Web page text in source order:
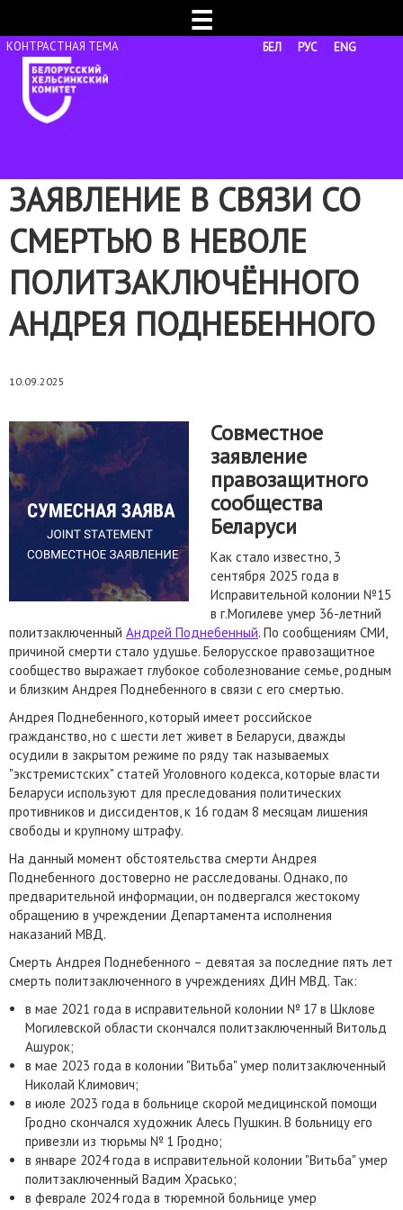
☰
БЕЛ РУС ENG
ЗАЯВЛЕНИЕ В СВЯЗИ СО
СМЕРТЬЮ В НЕВОЛЕ
ПОЛИТЗАКЛЮЧЁННОГО
АНДРЕЯ ПОДНЕБЕННОГО
10.09.2025
Совместное
заявление
правозащитного
сообщества
Беларуси
Как стало известно, 3
сентября 2025 года в
Исправительной колонии №15
в г.Могилеве умер 36-летний
политзаключенный Андрей Поднебенный. По сообщениям СМИ,
причиной смерти стало удушье. Белорусское правозащитное
сообщество выражает глубокое соболезнование семье, родным
и близким Андрея Поднебенного в связи с его смертью.
Андрея Поднебенного, который имеет российское
гражданство, но с шести лет живет в Беларуси, дважды
осудили в закрытом режиме по ряду так называемых
"экстремистских" статей Уголовного кодекса, которые власти
Беларуси используют для преследования политических
противников и диссидентов, к 16 годам 8 месяцам лишения
свободы и крупному штрафу.
На данный момент обстоятельства смерти Андрея
Поднебенного достоверно не расследованы. Однако, по
предварительной информации, он подвергался жестокому
обращению в учреждении Департамента исполнения
наказаний МВД.
Смерть Андрея Поднебенного – девятая за последние пять лет
смерть политзаключенного в учреждениях ДИН МВД. Так:
в мае 2021 года в исправительной колонии № 17 в Шклове
Могилевской области скончался политзаключенный Витольд
Ашурок;
в мае 2023 года в колонии "Витьба" умер политзаключенный
Николай Климович;
в июле 2023 года в больнице скорой медицинской помощи
Гродно скончался художник Алесь Пушкин. В больницу его
привезли из тюрьмы № 1 Гродно;
в январе 2024 года в исправительной колонии "Витьба" умер
политзаключенный Вадим Храсько;
в феврале 2024 года в тюремной больнице умер